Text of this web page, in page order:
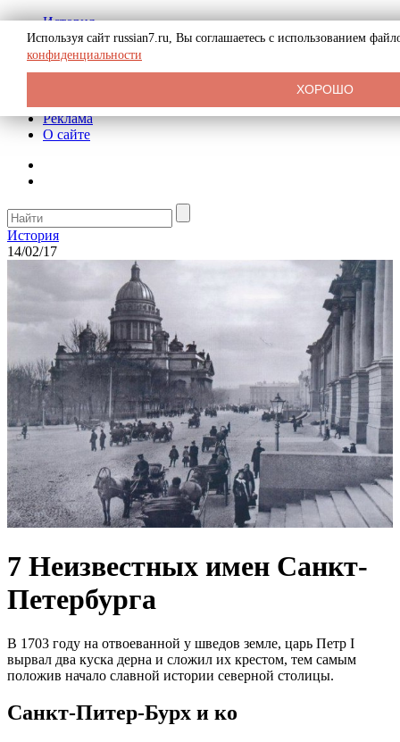
История
Биография
Криминал
СССР
Реклама
О сайте
История
14/02/17
7 Неизвестных имен Санкт-
Петербурга
В 1703 году на отвоеванной у шведов земле, царь Петр I
вырвал два куска дерна и сложил их крестом, тем самым
положив начало славной истории северной столицы.
Санкт-Питер-Бурх и ко
Используя сайт russian7.ru, Вы соглашаетесь с использованием
конфиденциальности
ХОРОШО